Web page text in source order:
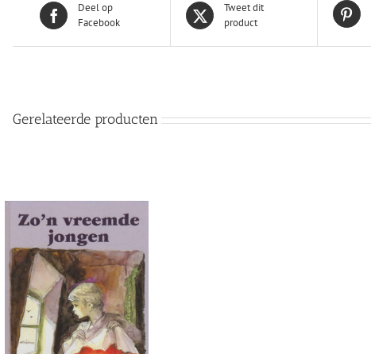
aantal
Deel op
Facebook
Tweet dit
product
Gerelateerde producten